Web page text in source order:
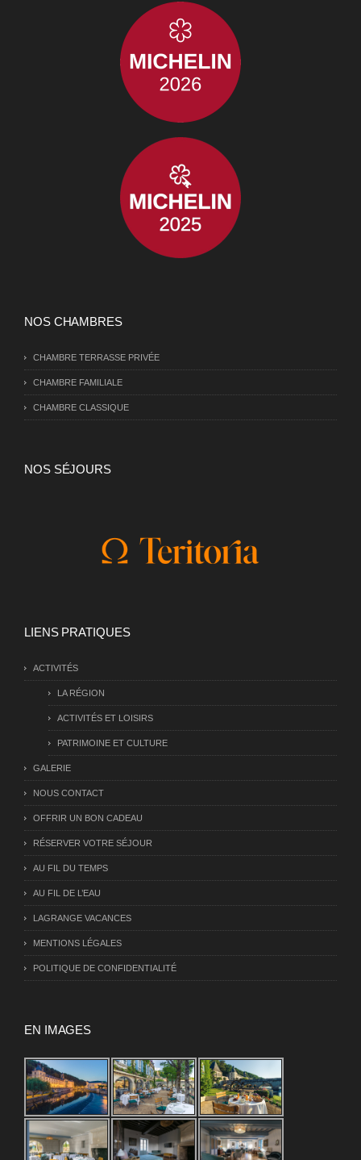
NOS CHAMBRES
CHAMBRE TERRASSE PRIVÉE
CHAMBRE FAMILIALE
CHAMBRE CLASSIQUE
NOS SÉJOURS
LIENS PRATIQUES
ACTIVITÉS
LA RÉGION
ACTIVITÉS ET LOISIRS
PATRIMOINE ET CULTURE
GALERIE
NOUS CONTACT
OFFRIR UN BON CADEAU
RÉSERVER VOTRE SÉJOUR
AU FIL DU TEMPS
AU FIL DE L’EAU
LAGRANGE VACANCES
MENTIONS LÉGALES
POLITIQUE DE CONFIDENTIALITÉ
EN IMAGES